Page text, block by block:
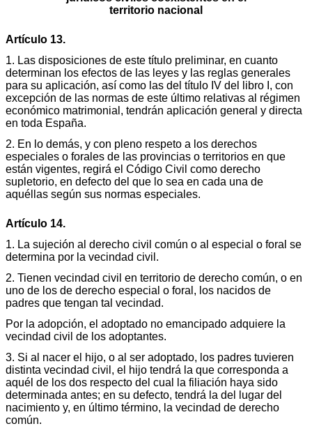
territorio nacional
Artículo 13.
1. Las disposiciones de este título preliminar, en cuanto
determinan los efectos de las leyes y las reglas generales
para su aplicación, así como las del título IV del libro I, con
excepción de las normas de este último relativas al régimen
económico matrimonial, tendrán aplicación general y directa
en toda España.
2. En lo demás, y con pleno respeto a los derechos
especiales o forales de las provincias o territorios en que
están vigentes, regirá el Código Civil como derecho
supletorio, en defecto del que lo sea en cada una de
aquéllas según sus normas especiales.
Artículo 14.
1. La sujeción al derecho civil común o al especial o foral se
determina por la vecindad civil.
2. Tienen vecindad civil en territorio de derecho común, o en
uno de los de derecho especial o foral, los nacidos de
padres que tengan tal vecindad.
Por la adopción, el adoptado no emancipado adquiere la
vecindad civil de los adoptantes.
3. Si al nacer el hijo, o al ser adoptado, los padres tuvieren
distinta vecindad civil, el hijo tendrá la que corresponda a
aquél de los dos respecto del cual la filiación haya sido
determinada antes; en su defecto, tendrá la del lugar del
nacimiento y, en último término, la vecindad de derecho
común.